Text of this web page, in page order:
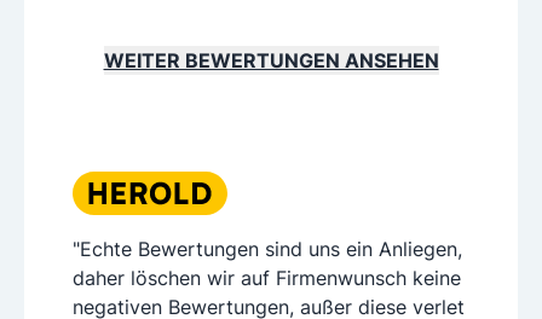
WEITER BEWERTUNGEN ANSEHEN
"Echte Bewertungen sind uns ein Anliegen,
daher löschen wir auf Firmenwunsch keine
negativen Bewertungen, außer diese verlet